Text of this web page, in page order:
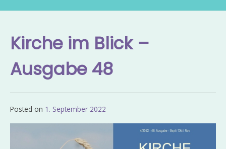
Kirche im Blick –
Ausgabe 48
Posted on 1. September 2022